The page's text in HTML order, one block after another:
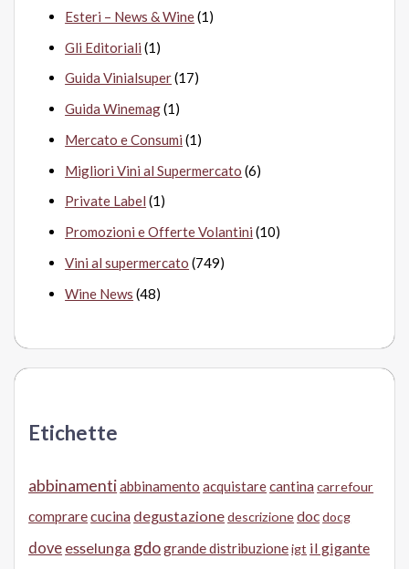
Esteri – News & Wine(1)
Gli Editoriali (1)
Guida Vinialsuper(17)
Guida Winemag(1)
Mercato e Consumi (1)
Migliori Vini al Supermercato (6)
Private Label (1)
Promozioni e Offerte Volantini (10)
Vini al supermercato (749)
Wine News (48)
Etichette
abbinamentiabbinamento acquistarecantina carrefour
comprarecucina degustazionedescrizionedocdocg
dove esselunga gdogrande distribuzioneigt il gigante